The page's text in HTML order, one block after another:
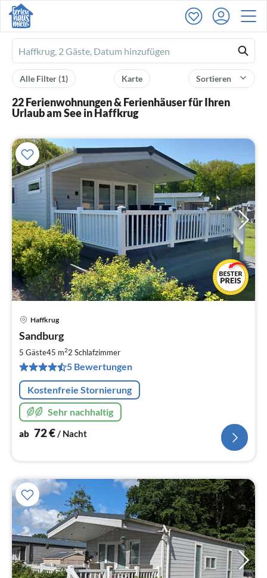
Ferienhausmiete
logo
Sortieren
Karte
Alle Filter(1)
22 Ferienwohnungen & Ferienhäuser für Ihren
Urlaub am See in Haffkrug
Haffkrug
Sandburg
5 Gäste45 m22 Schlafzimmer
5 Bewertungen
Kostenfreie Stornierung
Sehr nachhaltig
ab 72€/ Nacht